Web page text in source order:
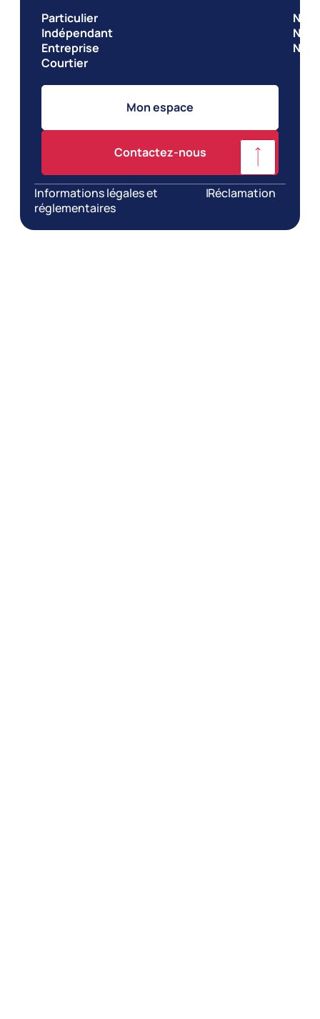
Particulier
Indépendant
Entreprise
Courtier
Nos
Nos
Mon espace
Contactez-nous
Informations légales et
réglementaires
|Réclamation